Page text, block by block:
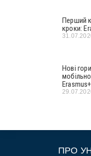
Перший
кроки:
Нові
Erasmus+
ПРО